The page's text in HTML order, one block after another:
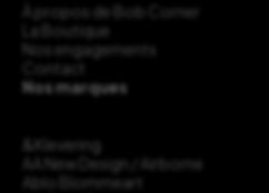
À propos de Bob Corner
La Boutique
Nos engagements
Contact
Nos marques
&Klevering
AA New Design / Airborne
Ablo Blommeart